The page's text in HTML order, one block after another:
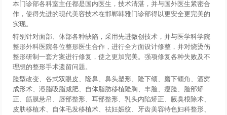
本门诊部各科室主任都是国内医生，技术清湛，并与国外医生紧密合
作，使得先进的现代美容技术在邯郸韩雅门诊部得以更安全更完美的
实现。
特别针对面部、体部各种缺陷，采用先进微创技术，并与医学科学院
整形外科医院各位整形医生合作，进行全方面设计修整，并对烧烫伤
整形研制一套方案进行修复，使之更加完美。强项修复各种失败及不
理想的整形手术遗留问题。
脸型改变、各式双眼皮、隆鼻、鼻头塑形、隆下颌、磨下颌角、酒窝
成形术、溶脂吸脂减肥、自体脂肪移植隆胸、丰脸、瘦脸、脸部矫
正、筋膜悬吊、唇部整形、耳部整形、乳头内陷矫正、腋臭根除术、
皮肤移植术、自体毛发移植术、祛妊娠纹、牙齿美容特色妇科整形、